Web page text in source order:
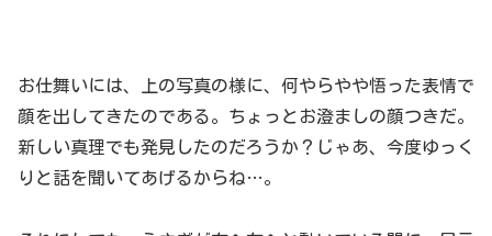
お仕舞いには、上の写真の様に、何やらやや悟った表情で
顔を出してきたのである。ちょっとお澄ましの顔つきだ。
新しい真理でも発見したのだろうか？じゃあ、今度ゆっく
りと話を聞いてあげるからね…。